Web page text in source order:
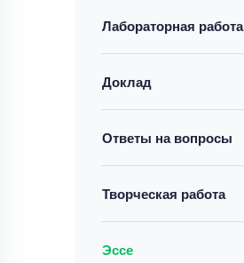
Лабораторная работа
Доклад
Ответы на вопросы
Творческая работа
Эссе